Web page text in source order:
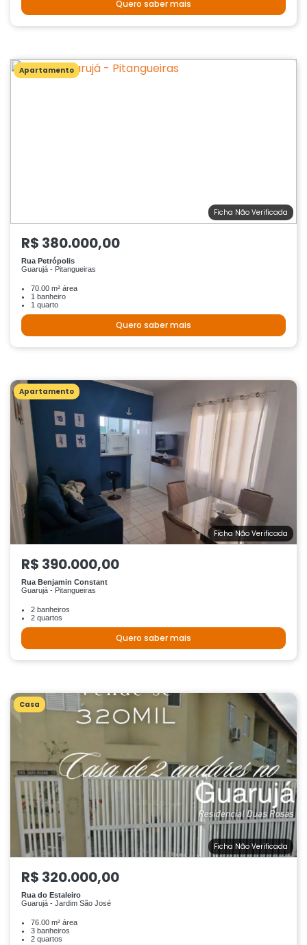
Quero saber mais
Apartamento
Ficha Não Verificada
R$ 380.000,00
Rua Petrópolis
Guarujá - Pitangueiras
70.00 m² área
1 banheiro
1 quarto
Quero saber mais
Apartamento
Ficha Não Verificada
R$ 390.000,00
Rua Benjamin Constant
Guarujá - Pitangueiras
2 banheiros
2 quartos
Quero saber mais
Casa
Ficha Não Verificada
R$ 320.000,00
Rua do Estaleiro
Guarujá - Jardim São José
76.00 m² área
3 banheiros
2 quartos